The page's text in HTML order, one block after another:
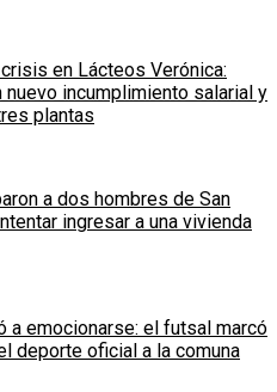
en Lácteos Verónica:
nuevo incumplimiento salarial y
plantas
a dos hombres de San
ingresar a una vivienda
a emocionarse: el futsal marcó
deporte oficial a la comuna